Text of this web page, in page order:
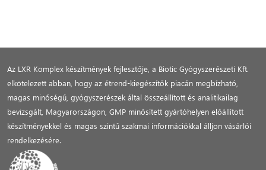
Az LXR Komplex készítmények fejlesztője, a Biotic Gyógyszerészeti Kft.
elkötelezett abban, hogy az étrend-kiegészítők piacán megbízható,
magas minőségű, gyógyszerészek által összeállított és analitikailag
bevizsgált, Magyarországon, GMP minősített gyártóhelyen előállított
készítményekkel és magas szintű szakmai információkkal álljon vásárlói
rendelkezésére.